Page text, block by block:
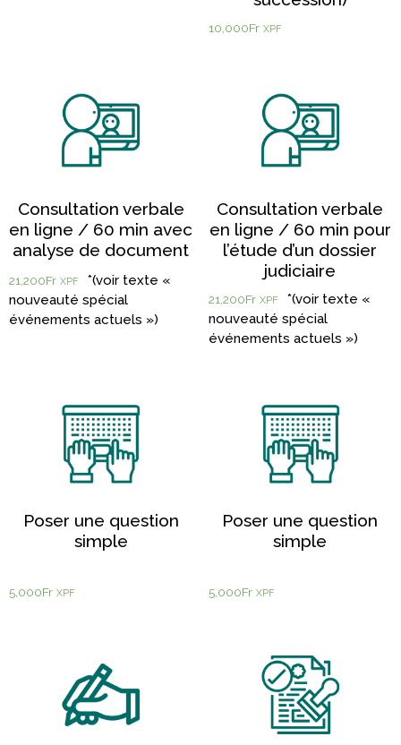
10,000Fr XPF
Consultation verbale
en ligne / 60 min avec
analyse de document
21,200Fr XPF
Consultation verbale
en ligne / 60 min pour
l’étude d’un dossier
judiciaire
21,200Fr XPF
Poser une question
simple
5,000Fr XPF
Poser une question
simple
5,000Fr XPF